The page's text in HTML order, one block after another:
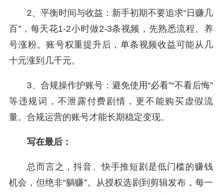
2、平衡时间与收益：新手初期不要追求“日赚几
百”，每天花1-2小时做2-3条视频，先熟悉流程、养
号涨粉。账号权重提升后，单条视频收益可能从几
十元涨到几千元。
3、合规操作护账号：避免使用“必看”“不看后悔”
等违规词，不泄露付费剧情，更不能购买虚假流
量。合规运营的账号才能长期稳定变现。
写在最后：
总而言之，抖音、快手推短剧是低门槛的赚钱
机会，但绝非“躺赚”。从授权选剧到剪辑发布，每一